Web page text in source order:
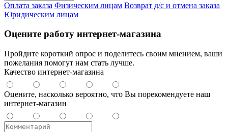
Оплата заказа Физическим лицам Возврат д/с и отмена заказа
Юридическим лицам
Оцените работу интернет-магазина
Пройдите короткий опрос и поделитесь своим мнением, ваши
пожелания помогут нам стать лучше.
Качество интернет-магазина
Оцените, насколько вероятно, что Вы порекомендуете наш
интернет-магазин